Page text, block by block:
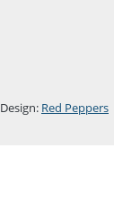
Design: Red Peppers